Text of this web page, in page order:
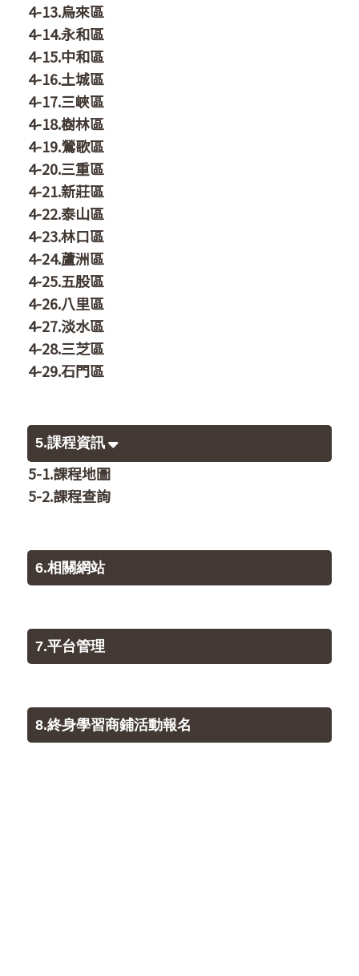
4-13.烏來區
4-14.永和區
4-15.中和區
4-16.土城區
4-17.三峽區
4-18.樹林區
4-19.鶯歌區
4-20.三重區
4-21.新莊區
4-22.泰山區
4-23.林口區
4-24.蘆洲區
4-25.五股區
4-26.八里區
4-27.淡水區
4-28.三芝區
4-29.石門區
5.課程資訊
5-1.課程地圖
5-2.課程查詢
6.相關網站
7.平台管理
8.終身學習商鋪活動報名